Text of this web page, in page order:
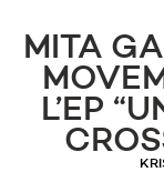
MITA
L’EP